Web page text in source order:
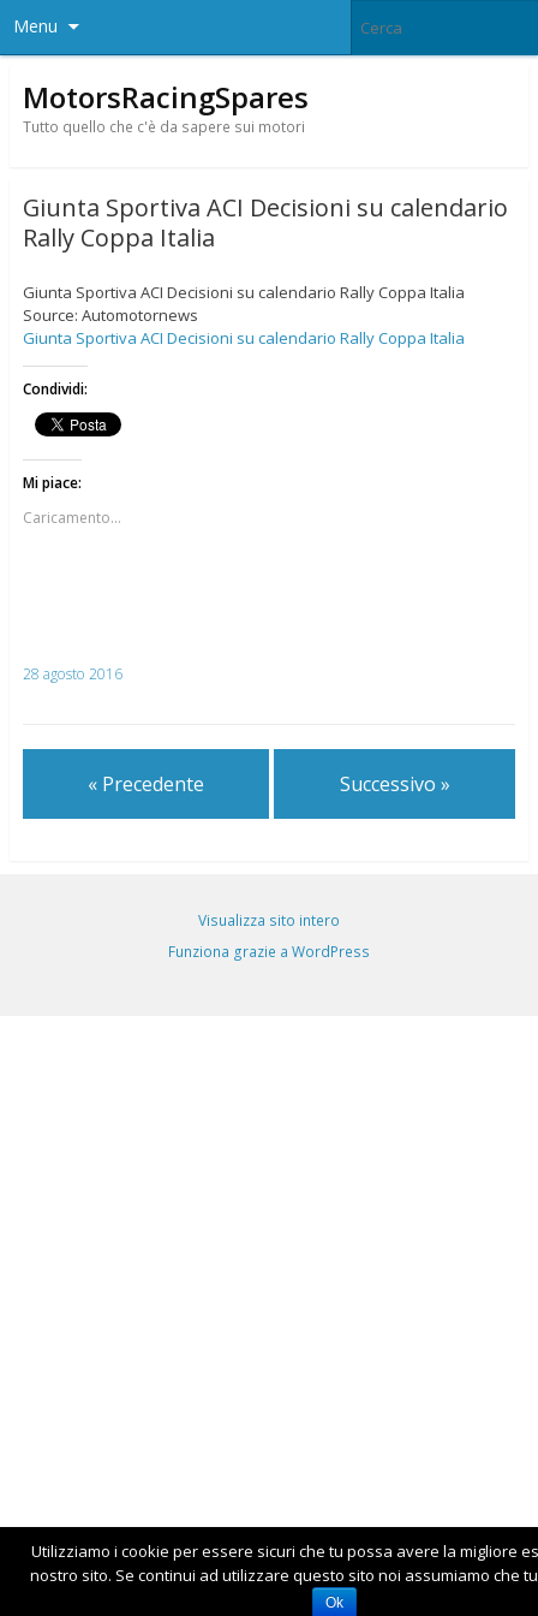
Menu
MotorsRacingSpares
Tutto quello che c'è da sapere sui motori
Giunta Sportiva ACI Decisioni su calendario
Rally Coppa Italia
Giunta Sportiva ACI Decisioni su calendario Rally Coppa Italia
Source: Automotornews
Giunta Sportiva ACI Decisioni su calendario Rally Coppa Italia
Condividi:
Mi piace:
Caricamento...
28 agosto 2016
« Precedente Successivo »
Visualizza sito intero
Funziona grazie a WordPress
Utilizziamo i cookie per essere sicuri che tu possa avere la migliore
nostro sito. Se continui ad utilizzare questo sito noi assumiamo che
Ok